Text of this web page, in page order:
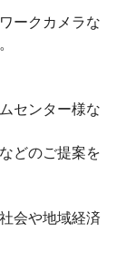
ークカメラな
センター様な
どのご提案を
会や地域経済